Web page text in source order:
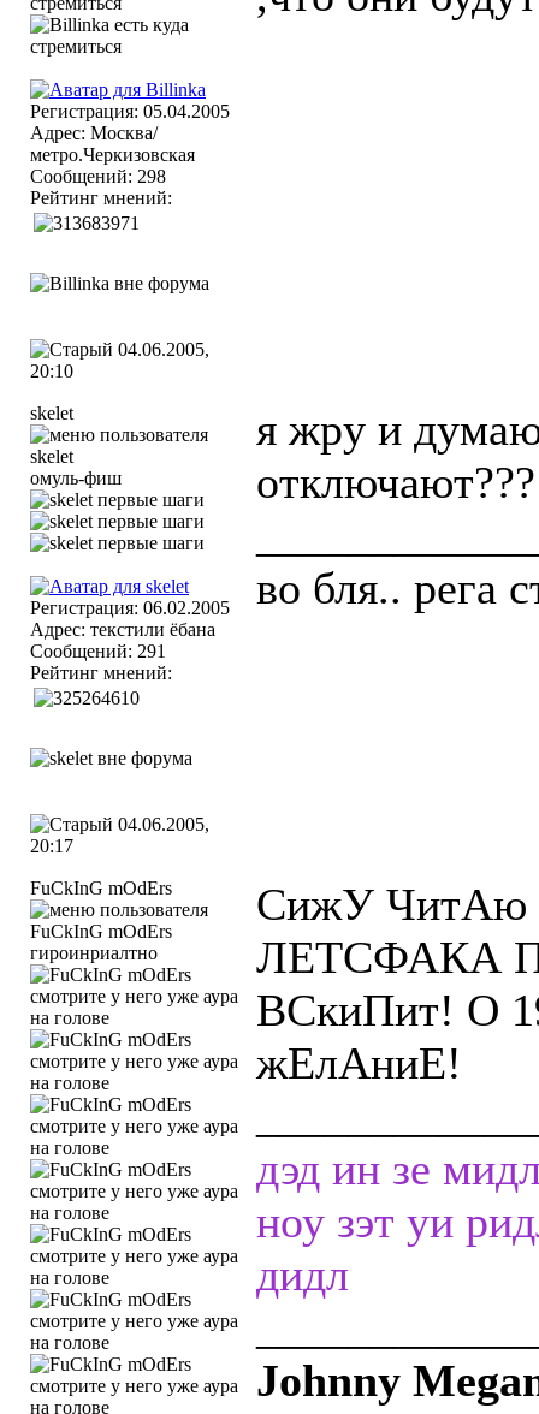
Регистрация: 05.04.2005
Адрес: Москва/
метро.Черкизовская
Сообщений: 298
Рейтинг мнений:
04.06.2005,
20:10
skelet
омуль-фиш
Регистрация: 06.02.2005
Адрес: текстили ёбана
Сообщений: 291
Рейтинг мнений:
я жру и
во бля.. рега
04.06.2005,
20:17
FuCkInG mOdErs
гироинриалтно
СижУ ЧитАю
ЛЕТСФАКА
ВСкиПит! О
жЕлАниЕ!
дэд ин зе
ноу зэт уи
дидл
Johnny